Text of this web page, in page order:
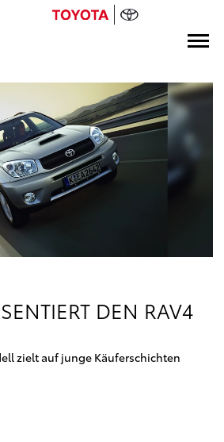
DEN RAV4
zielt auf junge Käuferschichten